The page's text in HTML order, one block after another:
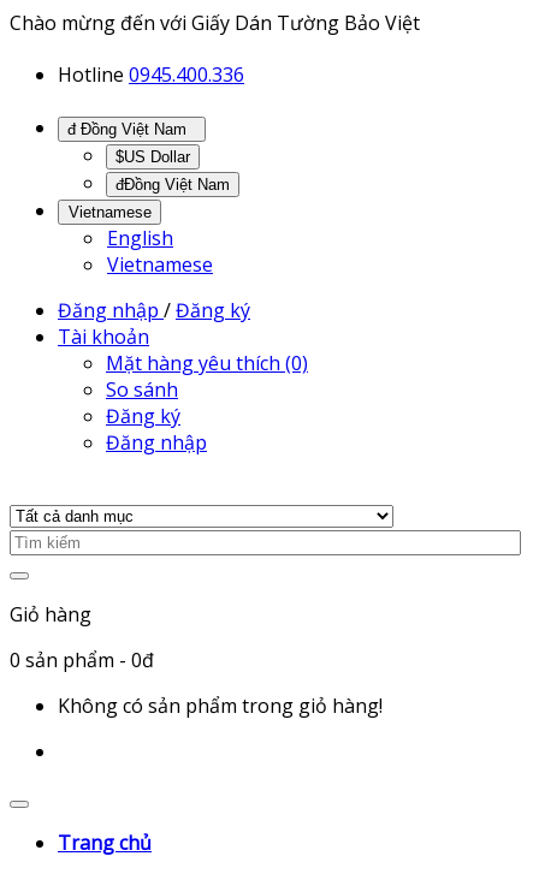
Chào mừng đến với Giấy Dán Tường Bảo Việt
Hotline 0945.400.336
$US Dollar
đĐồng Việt Nam
Vietnamese
English
Vietnamese
Đăng nhập /Đăng ký
Tài khoản
Mặt hàng yêu thích (0)
So sánh
Đăng ký
Đăng nhập
Giỏ hàng
0 sản phẩm - 0đ
Không có sản phẩm trong giỏ hàng!
Trang chủ